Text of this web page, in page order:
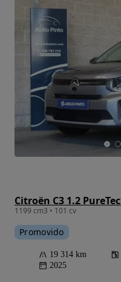
Citroën C3 1.2
1199 cm3 • 101 cv
Promovido
19 314 km
2025